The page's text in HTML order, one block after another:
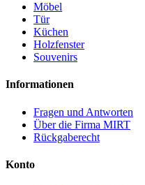
Möbel
Tür
Küchen
Holzfenster
Souvenirs
Informationen
Fragen und Antworten
Über die Firma MIRT
Rückgaberecht
Konto